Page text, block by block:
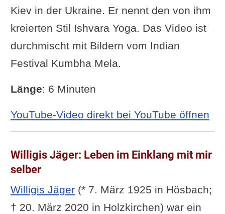
Kiev in der Ukraine. Er nennt den von ihm
kreierten Stil Ishvara Yoga. Das Video ist
durchmischt mit Bildern vom Indian
Festival Kumbha Mela.
Länge: 6 Minuten
YouTube-Video direkt bei YouTube öffnen
Willigis Jäger: Leben im Einklang mit mir
selber
Willigis Jäger(* 7. März 1925 in Hösbach;
† 20. März 2020 in Holzkirchen) war ein